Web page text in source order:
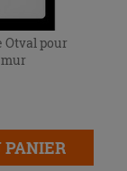
Otval pour
PANIER